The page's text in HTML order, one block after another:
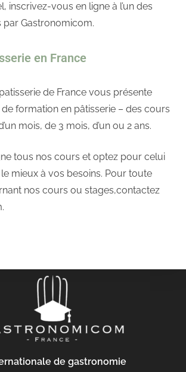
inscrivez-vous en ligne à l’un des
Gastronomicom.
en France
de France vous présente
formation en pâtisserie – des cours
mois, de 3 mois, d’un ou 2 ans.
tous nos cours et optez pour celui
mieux à vos besoins. Pour toute
nos cours ou stages,contactez
de gastronomie